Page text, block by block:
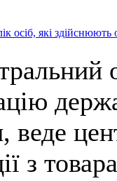
осіб, які здійснюють
веде
з